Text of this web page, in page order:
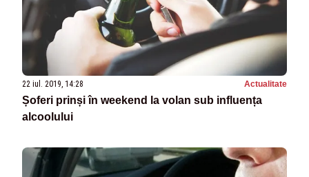
22 iul. 2019, 14:28 Actualitate
Șoferi prinși în weekend la volan sub influența
alcoolului